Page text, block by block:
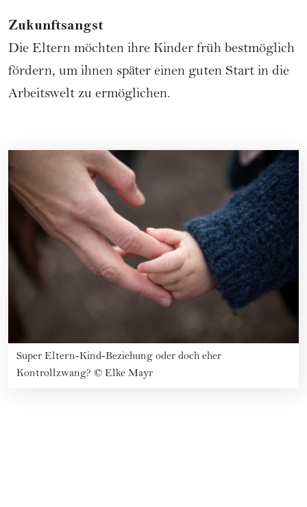
Zukunftsangst
Die Eltern möchten ihre Kinder früh bestmöglich
fördern, um ihnen später einen guten Start in die
Arbeitswelt zu ermöglichen.
Super Eltern-Kind-Beziehung oder doch eher
Kontrollzwang? © Elke Mayr